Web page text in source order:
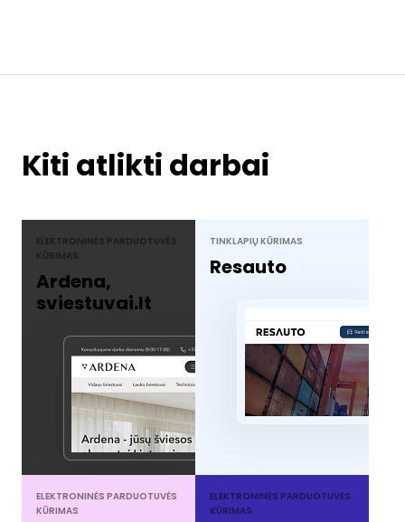
Kiti atlikti darbai
ELEKTRONINĖS PARDUOTUVĖS
KŪRIMAS
Ardena,
sviestuvai.lt
TINKLAPIŲ KŪRIMAS
Resauto
ELEKTRONINĖS PARDUOTUVĖS
KŪRIMAS
ELEKTRONINĖS PARDUOTUVĖS
KŪRIMAS